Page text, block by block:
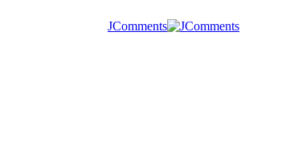
JComments